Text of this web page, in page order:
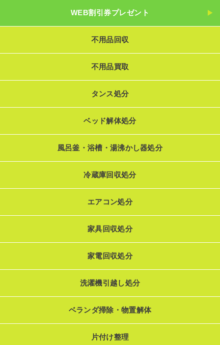
WEB割引券プレゼント
不用品回収
不用品買取
タンス処分
ベッド解体処分
風呂釜・浴槽・湯沸かし器処分
冷蔵庫回収処分
エアコン処分
家具回収処分
家電回収処分
洗濯機引越し処分
ベランダ掃除・物置解体
片付け整理